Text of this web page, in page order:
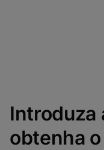
Introduza
obtenha